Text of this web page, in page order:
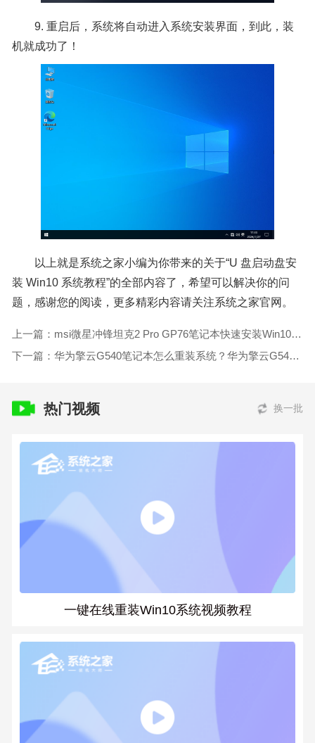
9. 重启后，系统将自动进入系统安装界面，到此，装
机就成功了！
以上就是系统之家小编为你带来的关于“U 盘启动盘安
装 Win10 系统教程”的全部内容了，希望可以解决你的问
题，感谢您的阅读，更多精彩内容请关注系统之家官网。
上一篇：msi微星冲锋坦克2 Pro GP76笔记本快速安装Win10系统教程
下一篇：华为擎云G540笔记本怎么重装系统？华为擎云G540电脑U盘重装系统教学
热门视频 换一批
一键在线重装Win10系统视频教程